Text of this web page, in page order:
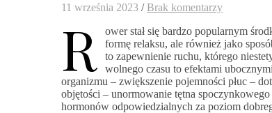
11 września 2023 / Brak komentarzy
R
ower stał się bardzo popularnym
formę relaksu, ale również jako
to zapewnienie ruchu, którego
wolnego czasu to efektami
organizmu – zwiększenie pojemności płuc –
objętości – unormowanie tętna
hormonów odpowiedzialnych za poziom